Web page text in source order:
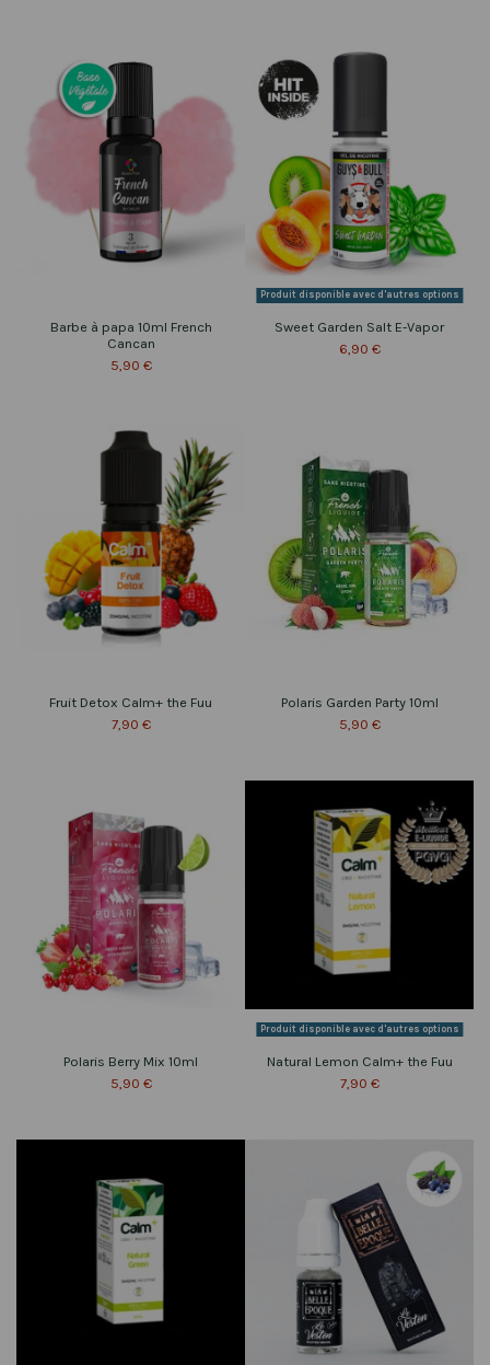
Barbe à papa 10ml French
Cancan
5,90 €
Produit disponible avec d'autres options
Sweet Garden Salt E-Vapor
6,90 €
Fruit Detox Calm+ the Fuu
7,90 €
Polaris Garden Party 10ml
5,90 €
Polaris Berry Mix 10ml
5,90 €
Produit disponible avec d'autres options
Natural Lemon Calm+ the Fuu
7,90 €